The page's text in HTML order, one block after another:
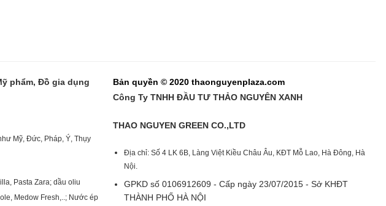
phẩm, Đồ gia dụng
Mỹ, Đức, Pháp, Ý, Thụy
Pasta Zara; dầu oliu
Medow Fresh,..; Nước ép
Bản quyền © 2020 thaonguyenplaza.com
Công Ty TNHH ĐẦU TƯ THẢO NGUYÊN XANH
THAO NGUYEN GREEN CO.,LTD
Địa chỉ: Số 4 LK 6B, Làng Việt Kiều Châu Âu, KĐT Mỗ Lao, Hà Đông, Hà
Nội.
GPKD số 0106912609 - Cấp ngày 23/07/2015 - Sở KHĐT
THÀNH PHỐ HÀ NỘI